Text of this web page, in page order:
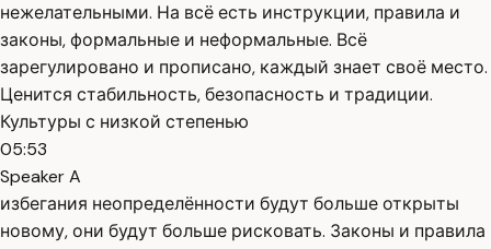
нежелательными. На всё есть инструкции, правила и
законы, формальные и неформальные. Всё
зарегулировано и прописано, каждый знает своё место.
Ценится стабильность, безопасность и традиции.
Культуры с низкой степенью
05:53
Speaker A
избегания неопределённости будут больше открыты
новому, они будут больше рисковать. Законы и правила